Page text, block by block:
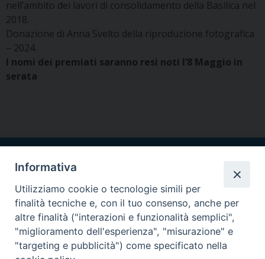
nell’ambito dei lavori di consolidamento della Basilica nel
2018.
Donazione di Anna Svelto della riproduzione fotografica
– 2024.
I nomi dei premiati saranno resi noti l’8 Maggio in
serata
Sede Metropolitana
Largo Arcivescovado, 8
74123 Taranto TA
Tel. 099 470 96 11 - Fax 099 470 96
10
infocuria@diocesi.taranto.it
Informativa
Utilizziamo cookie o tecnologie simili per
finalità tecniche e, con il tuo consenso, anche per
altre finalità ("interazioni e funzionalità semplici",
"miglioramento dell'esperienza", "misurazione" e
"targeting e pubblicità") come specificato nella